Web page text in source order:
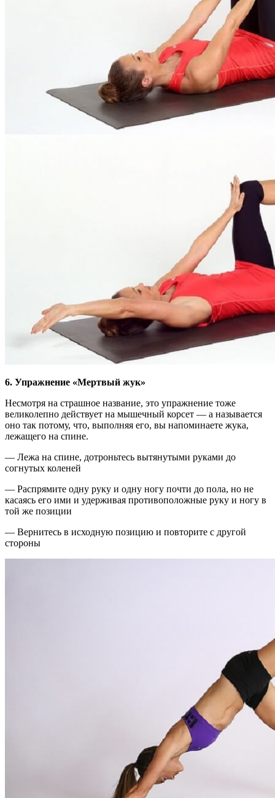
6. Упражнение «Мертвый жук»
Несмотря на страшное название, это упражнение тоже
великолепно действует на мышечный корсет — а называется
оно так потому, что, выполняя его, вы напоминаете жука,
лежащего на спине.
— Лежа на спине, дотроньтесь вытянутыми руками до
согнутых коленей
— Распрямите одну руку и одну ногу почти до пола, но не
касаясь его ими и удерживая противоположные руку и ногу в
той же позиции
— Вернитесь в исходную позицию и повторите с другой
стороны